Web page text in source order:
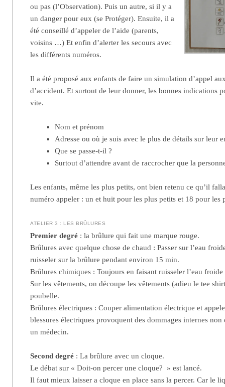
ou pas (l’Observation). Puis un autre, si il y a
un danger pour eux (se Protéger). Ensuite, il a
été conseillé d’appeler de l’aide (parents,
voisins …) Et enfin d’alerter les secours avec
les différents numéros.
Il a été proposé aux enfants de faire un simulation d’appel
d’accident. Et surtout de leur donner, les bonnes indications
vite.
Nom et prénom
Adresse ou où je suis avec le plus de détails sur leur
Que se passe-t-il ?
Surtout d’attendre avant de raccrocher que la
Les enfants, même les plus petits, ont bien retenu ce qu’il
numéro appeler : un et huit pour les plus petits et 18 pour les
ATELIER 3 : LES BRÛLURES
Premier degré : la brûlure qui fait une marque rouge.
Brûlures avec quelque chose de chaud : Passer sur l’eau
ruisseler sur la brûlure pendant environ 15 min.
Brûlures chimiques : Toujours en faisant ruisseler l’eau
Sur les vêtements, on découpe les vêtements (adieu le tee
poubelle.
Brûlures électriques : Couper alimentation électrique et
blessures électriques provoquent des dommages internes non
un médecin.
Second degré : La brûlure avec un cloque.
Le débat sur « Doit-on percer une cloque? » est lancé.
Il faut mieux laisser a cloque en place sans la percer. Car le